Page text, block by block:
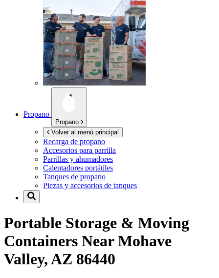
Propano
Propano
Volver al menú principal
Recarga de propano
Accesorios para parrilla
Parrillas y ahumadores
Calentadores portátiles
Tanques de propano
Piezas y accesorios de tanques
Portable Storage & Moving
Containers NearMohave
Valley, AZ 86440